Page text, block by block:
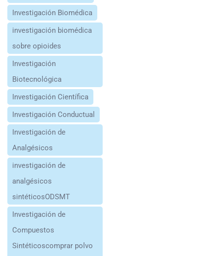
Investigación Biomédica
investigación biomédica
sobre opioides
Investigación
Biotecnológica
Investigación Científica
Investigación Conductual
Investigación de
Analgésicos
investigación de
analgésicos
sintéticosODSMT
Investigación de
Compuestos
Sintéticoscomprar polvo